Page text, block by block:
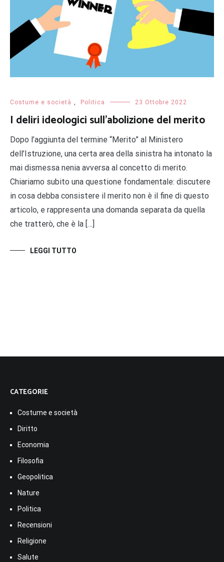
Costume e società , Politica 23 Ottobre 2022
I deliri ideologici sull’abolizione del merito
Dopo l’aggiunta del termine “Merito” al Ministero
dell’Istruzione, una certa area della sinistra ha intonato la
mai dismessa nenia avversa al concetto di merito.
Chiariamo subito una questione fondamentale: discutere
in cosa debba consistere il merito non è il fine di questo
articolo, e rappresenta una domanda separata da quella
che tratterò, che è la […]
LEGGI TUTTO
CATEGORIE
Costume e società
Diritto
Economia
Filosofia
Geopolitica
Nature
Politica
Recensioni
Religione
Salute